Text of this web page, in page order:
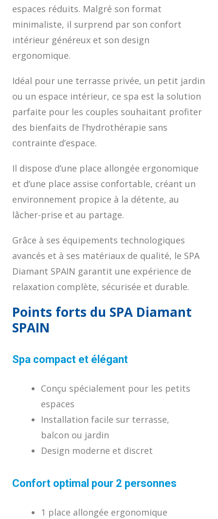
espaces réduits. Malgré son format
minimaliste, il surprend par son confort
intérieur généreux et son design
ergonomique.
Idéal pour une terrasse privée, un petit jardin
ou un espace intérieur, ce spa est la solution
parfaite pour les couples souhaitant profiter
des bienfaits de l’hydrothérapie sans
contrainte d’espace.
Il dispose d’une place allongée ergonomique
et d’une place assise confortable, créant un
environnement propice à la détente, au
lâcher-prise et au partage.
Grâce à ses équipements technologiques
avancés et à ses matériaux de qualité, le SPA
Diamant SPAIN garantit une expérience de
relaxation complète, sécurisée et durable.
Points forts du SPA Diamant
SPAIN
Spa compact et élégant
Conçu spécialement pour les petits
espaces
Installation facile sur terrasse,
balcon ou jardin
Design moderne et discret
Confort optimal pour 2 personnes
1 place allongée ergonomique